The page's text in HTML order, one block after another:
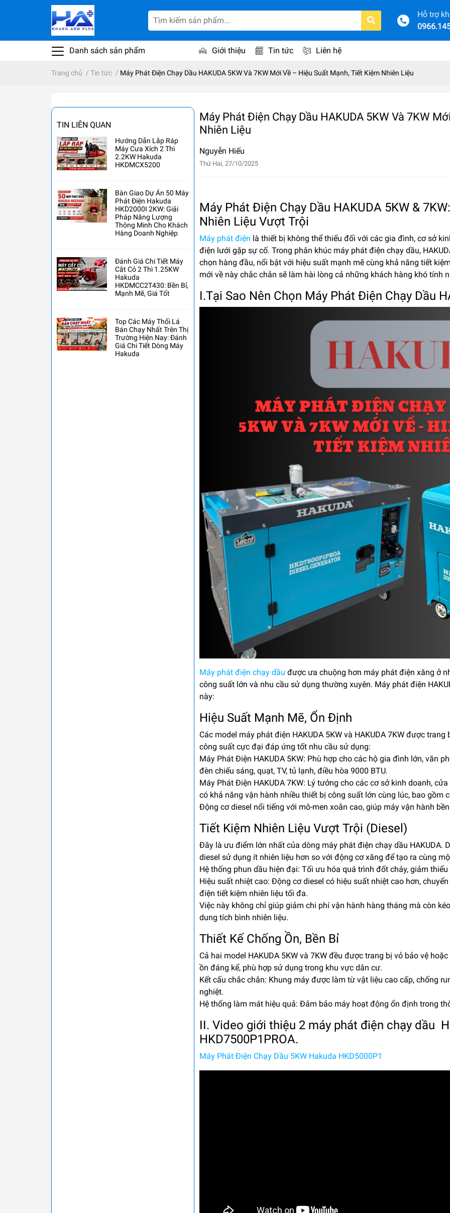
Hỗ trợ
Danh sách sản phẩm Giới thiệu Tin tức Liên hệ
Trang chủ / Tin tức / Máy Phát Điện Chạy Dầu HAKUDA 5KW Và 7KW Mới Về – Hiệu Suất Mạnh, Tiết Kiệm Nhiên Liệu
TIN LIÊN QUAN
Hướng Dẫn Lắp Ráp
Máy Cưa Xích 2 Thì
2.2KW Hakuda
HKDMCX5200
Bàn Giao Dự Án 50 Máy
Phát Điện Hakuda
HKD2000I 2KW: Giải
Pháp Năng Lượng
Thông Minh Cho Khách
Hàng Doanh Nghiệp
Đánh Giá Chi Tiết Máy
Cắt Cỏ 2 Thì 1.25KW
Hakuda
HKDMCC2T430: Bền Bỉ,
Mạnh Mẽ, Giá Tốt
Top Các Máy Thổi Lá
Bán Chạy Nhất Trên Thị
Trường Hiện Nay: Đánh
Giá Chi Tiết Dòng Máy
Hakuda
Máy Phát Điện Chạy Dầu HAKUDA 5KW Và 7KW
Nhiên Liệu
Nguyễn Hiếu
Thứ Hai, 27/10/2025
Máy Phát Điện Chạy Dầu HAKUDA 5KW &
Nhiên Liệu Vượt Trội
Máy phát điện là thiết bị không thể thiếu đối với các gia đình, cơ sở
điện lưới gặp sự cố. Trong phân khúc máy phát điện chạy dầu,
chọn hàng đầu, nổi bật với hiệu suất mạnh mẽ cùng khả năng tiết
mới về này chắc chắn sẽ làm hài lòng cả những khách hàng khó tính
I.Tại Sao Nên Chọn Máy Phát Điện Chạy Dầu
Máy phát điện chạy dầu được ưa chuộng hơn máy phát điện xăng ở
công suất lớn và nhu cầu sử dụng thường xuyên. Máy phát điện
này:
Hiệu Suất Mạnh Mẽ, Ổn Định
Các model máy phát điện HAKUDA 5KW và HAKUDA 7KW được
công suất cực đại đáp ứng tốt nhu cầu sử dụng:
Máy Phát Điện HAKUDA 5KW: Phù hợp cho các hộ gia đình lớn, văn
đèn chiếu sáng, quạt, TV, tủ lạnh, điều hòa 9000 BTU.
Máy Phát Điện HAKUDA 7KW: Lý tưởng cho các cơ sở kinh doanh,
có khả năng vận hành nhiều thiết bị công suất lớn cùng lúc, bao gồm
Động cơ diesel nổi tiếng với mô-men xoắn cao, giúp máy vận hành
Tiết Kiệm Nhiên Liệu Vượt Trội (Diesel)
Đây là ưu điểm lớn nhất của dòng máy phát điện chạy dầu HAKUDA.
diesel sử dụng ít nhiên liệu hơn so với động cơ xăng để tạo ra cùng
Hệ thống phun dầu hiện đại: Tối ưu hóa quá trình đốt cháy, giảm
Hiệu suất nhiệt cao: Động cơ diesel có hiệu suất nhiệt cao hơn,
điện tiết kiệm nhiên liệu tối đa.
Việc này không chỉ giúp giảm chi phí vận hành hàng tháng mà còn
dung tích bình nhiên liệu.
Thiết Kế Chống Ồn, Bền Bỉ
Cả hai model HAKUDA 5KW và 7KW đều được trang bị vỏ bảo vệ
ồn đáng kể, phù hợp sử dụng trong khu vực dân cư.
Kết cấu chắc chắn: Khung máy được làm từ vật liệu cao cấp, chống
nghiệt.
Hệ thống làm mát hiệu quả: Đảm bảo máy hoạt động ổn định trong
II. Video giới thiệu 2 máy phát điện chạy dầu
HKD7500P1PROA.
Máy Phát Điện Chạy Dầu 5KW Hakuda HKD5000P1